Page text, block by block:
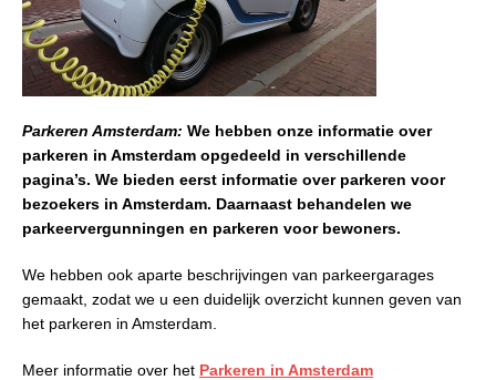
Parkeren Amsterdam: We hebben onze informatie over
parkeren in Amsterdam opgedeeld in verschillende
pagina’s. We bieden eerst informatie over parkeren voor
bezoekers in Amsterdam. Daarnaast behandelen we
parkeervergunningen en parkeren voor bewoners.
We hebben ook aparte beschrijvingen van parkeergarages
gemaakt, zodat we u een duidelijk overzicht kunnen geven van
het parkeren in Amsterdam.
Meer informatie over het Parkeren in Amsterdam